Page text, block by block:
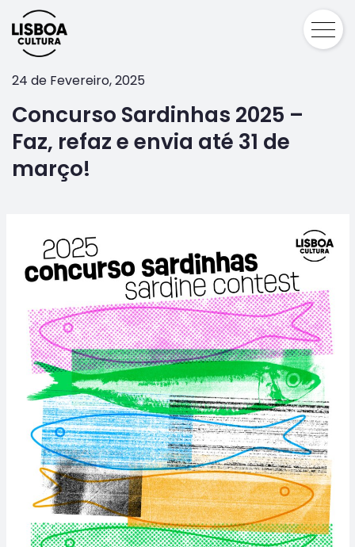
24 de Fevereiro, 2025
Concurso Sardinhas 2025 –
Faz, refaz e envia até 31 de
março!